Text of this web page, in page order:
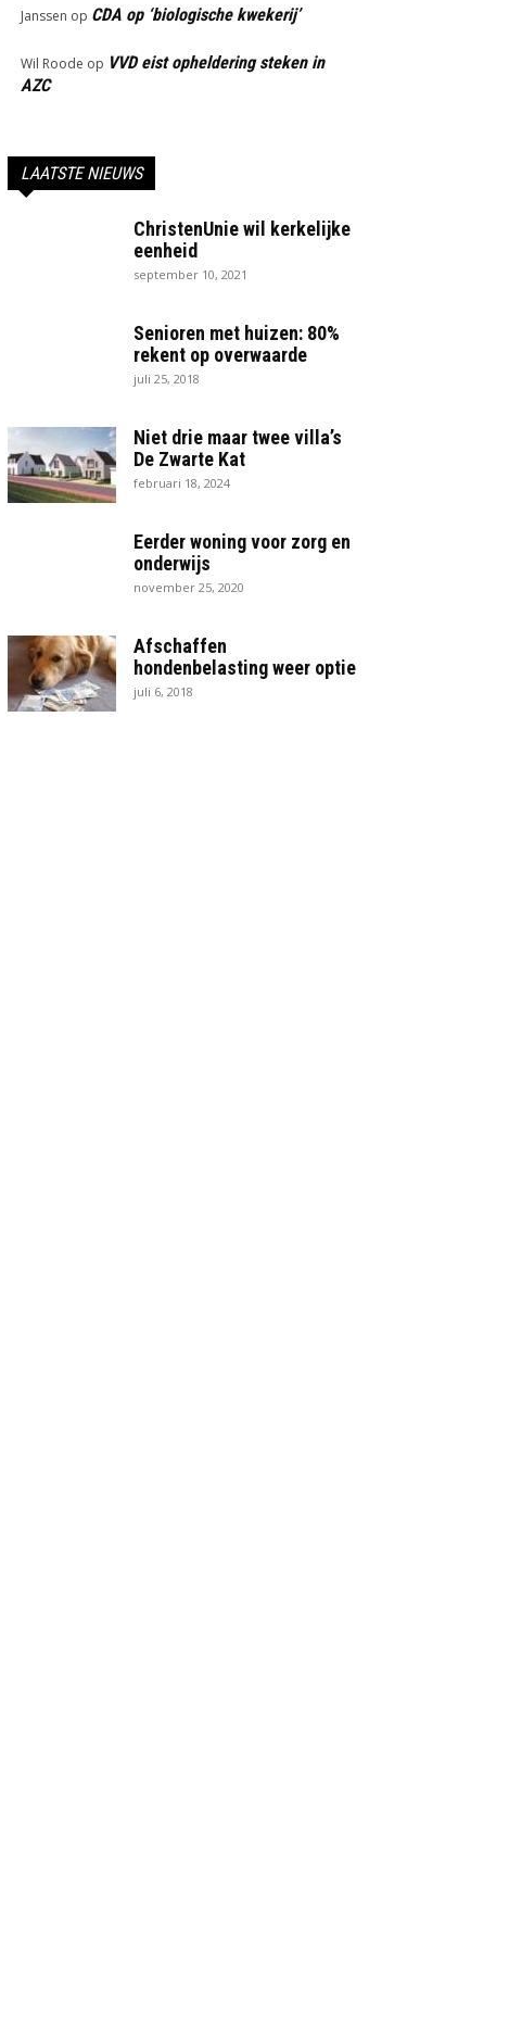
Janssen op CDA op ‘biologische kwekerij’
Wil Roode op VVD eist opheldering steken in
AZC
LAATSTE NIEUWS
ChristenUnie wil kerkelijke
eenheid
september 10, 2021
Senioren met huizen: 80%
rekent op overwaarde
juli 25, 2018
Niet drie maar twee villa’s
De Zwarte Kat
februari 18, 2024
Eerder woning voor zorg en
onderwijs
november 25, 2020
Afschaffen
hondenbelasting weer optie
juli 6, 2018